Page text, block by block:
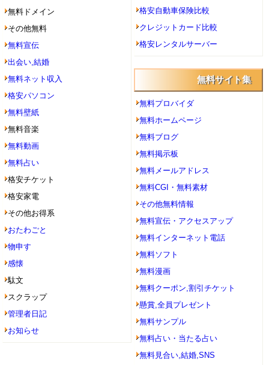
無料ドメイン
その他無料
無料宣伝
出会い,結婚
無料ネット収入
格安パソコン
無料壁紙
無料音楽
無料動画
無料占い
格安チケット
格安家電
その他お得系
おたわごと
物申す
感懐
駄文
スクラップ
管理者日記
お知らせ
格安自動車保険比較
クレジットカード比較
格安レンタルサーバー
無料サイト集
無料プロバイダ
無料ホームページ
無料ブログ
無料掲示板
無料メールアドレス
無料CGI・無料素材
その他無料情報
無料宣伝・アクセスアップ
無料インターネット電話
無料ソフト
無料漫画
無料クーポン,割引チケット
懸賞,全員プレゼント
無料サンプル
無料占い・当たる占い
無料見合い,結婚,SNS